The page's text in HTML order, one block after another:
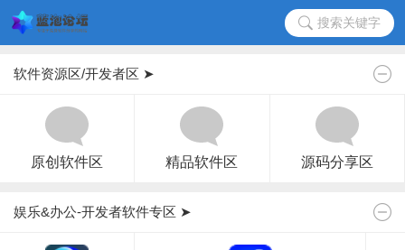
搜索关键字
软件资源区/开发者区 ➤
原创软件区 精品软件区 源码分享区
娱乐&办公-开发者软件专区 ➤